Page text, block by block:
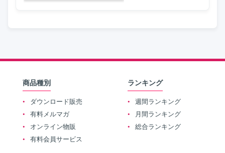
商品種別
ダウンロード販売
有料メルマガ
オンライン物販
有料会員サービス
ランキング
週間ランキング
月間ランキング
総合ランキング